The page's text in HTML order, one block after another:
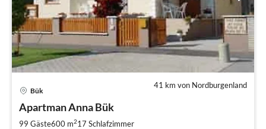
41 km von Nordburgenland
Bük
Apartman Anna Bük
99 Gäste600 m217 Schlafzimmer